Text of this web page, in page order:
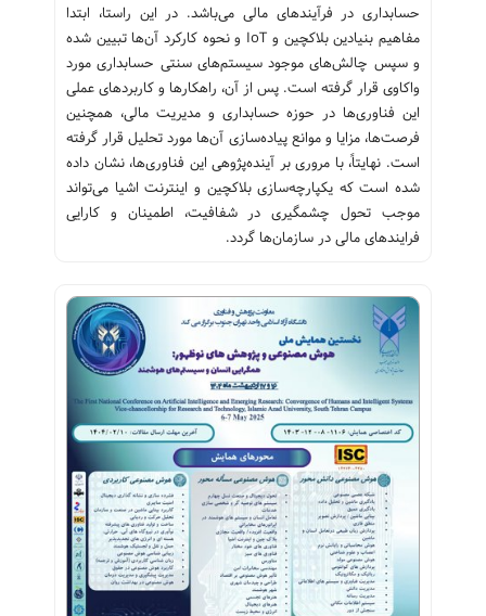
حسابداری در فرآیندهای مالی می‌باشد. در این راستا، ابتدا
مفاهیم بنیادین بلاکچین و IoT و نحوه کارکرد آن‌ها تبیین شده
و سپس چالش‌های موجود سیستم‌های سنتی حسابداری مورد
واکاوی قرار گرفته است. پس از آن، راهکارها و کاربردهای عملی
این فناوری‌ها در حوزه حسابداری و مدیریت مالی، همچنین
فرصت‌ها، مزایا و موانع پیاده‌سازی آن‌ها مورد تحلیل قرار گرفته
است. نهایتاً، با مروری بر آینده‌پژوهی این فناوری‌ها، نشان داده
شده است که یکپارچه‌سازی بلاکچین و اینترنت اشیا می‌تواند
موجب تحول چشمگیری در شفافیت، اطمینان و کارایی
فرایندهای مالی در سازمان‌ها گردد.